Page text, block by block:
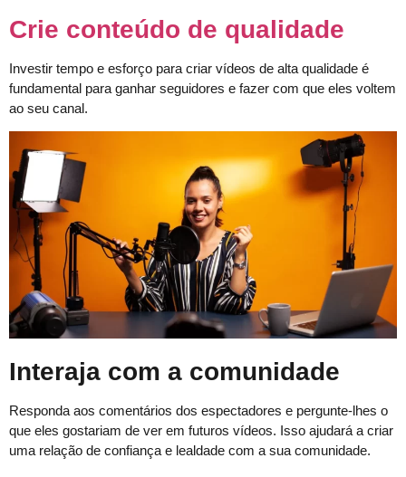
Crie conteúdo de qualidade
Investir tempo e esforço para criar vídeos de alta qualidade é
fundamental para ganhar seguidores e fazer com que eles voltem
ao seu canal.
Interaja com a comunidade
Responda aos comentários dos espectadores e pergunte-lhes o
que eles gostariam de ver em futuros vídeos. Isso ajudará a criar
uma relação de confiança e lealdade com a sua comunidade.